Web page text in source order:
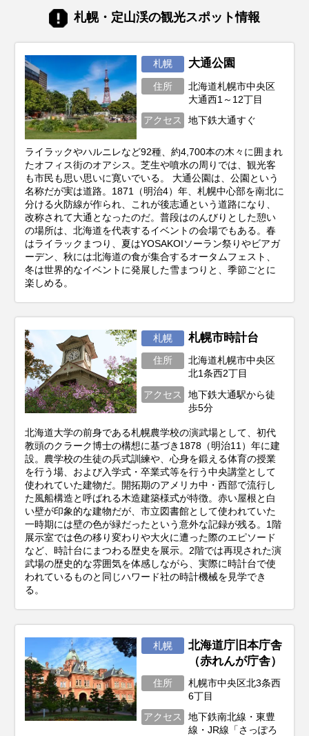
迷ってしまうことも。 そこで今回は、新千
歳空港や北海道観光で購入できるお土産・
鮮、ご飯もお酒も進む絶品グルメまで、人
気アイテムをランキング形式やカテゴリ別
にお届けします。
札幌・定山渓の観光スポット情報
札幌 大通公園
住所
北海道札幌市中央区
大通西1～12丁目
アクセス
地下鉄大通すぐ
ライラックやハルニレなど92種、約4,700本の木々に囲まれ
たオフィス街のオアシス。芝生や噴水の周りでは、観光客
も市民も思い思いに寛いでいる。 大通公園は、公園という
名称だが実は道路。1871（明治4）年、札幌中心部を南北に
分ける火防線が作られ、これが後志通という道路になり、
改称されて大通となったのだ。普段はのんびりとした憩い
の場所は、北海道を代表するイベントの会場でもある。春
はライラックまつり、夏はYOSAKOIソーラン祭りやビアガ
ーデン、秋には北海道の食が集合するオータムフェスト、
冬は世界的なイベントに発展した雪まつりと、季節ごとに
楽しめる。
札幌 札幌市時計台
住所
北海道札幌市中央区
北1条西2丁目
アクセス
地下鉄大通駅から徒
歩5分
北海道大学の前身である札幌農学校の演武場として、初代
教頭のクラーク博士の構想に基づき1878（明治11）年に建
設。農学校の生徒の兵式訓練や、心身を鍛える体育の授業
を行う場、および入学式・卒業式等を行う中央講堂として
使われていた建物だ。開拓期のアメリカ中・西部で流行し
た風船構造と呼ばれる木造建築様式が特徴。赤い屋根と白
い壁が印象的な建物だが、市立図書館として使われていた
一時期には壁の色が緑だったという意外な記録が残る。1階
展示室では色の移り変わりや大火に遭った際のエピソード
など、時計台にまつわる歴史を展示。2階では再現された演
武場の歴史的な雰囲気を体感しながら、実際に時計台で使
われているものと同じハワード社の時計機械を見学でき
る。
札幌
北海道庁旧本庁舎
（赤れんが庁舎）
住所
札幌市中央区北3条西
6丁目
アクセス
地下鉄南北線・東豊
線・JR線「さっぽろ